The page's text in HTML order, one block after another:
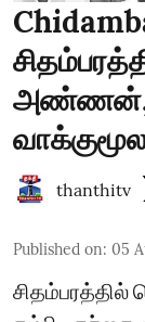
அண்ணன்,
thanthitv
Published on: 05